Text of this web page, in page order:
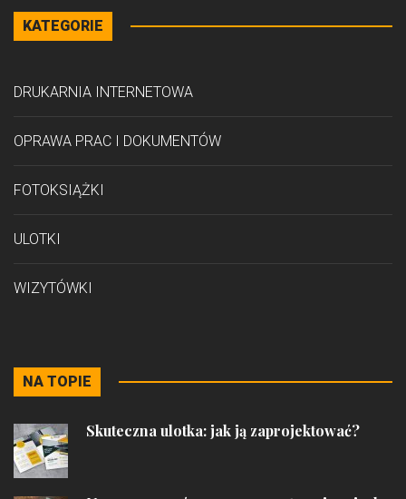
KATEGORIE
DRUKARNIA INTERNETOWA
OPRAWA PRAC I DOKUMENTÓW
FOTOKSIĄŻKI
ULOTKI
WIZYTÓWKI
NA TOPIE
Skuteczna ulotka: jak ją zaprojektować?